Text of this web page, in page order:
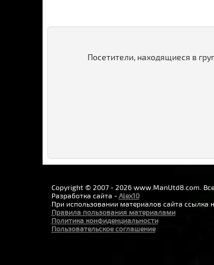
Посетители, находящиеся в
Copyright © 2007 - 2026 www.ManUtd8.com.
Разработка сайта - Alex10
При использовании материалов сайта ссылка
Правила пользования материалами
Политика конфиденциальности
Пользовательское соглашение